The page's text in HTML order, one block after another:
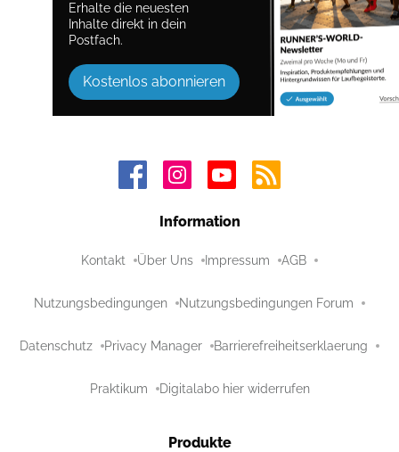
Erhalte die neuesten
Inhalte direkt in dein
Postfach.
Kostenlos abonnieren
Information
Kontakt Über Uns Impressum AGB
Nutzungsbedingungen Nutzungsbedingungen Forum
Datenschutz Privacy Manager Barrierefreiheitserklaerung
Praktikum Digitalabo hier widerrufen
Produkte